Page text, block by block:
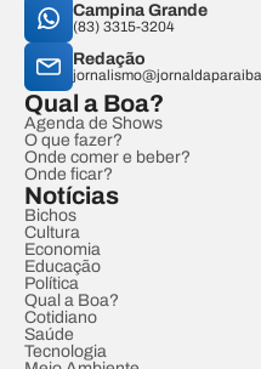
Campina Grande
(83) 3315-3204
Redação
Qual a Boa?
Agenda de Shows
O que fazer?
Onde comer e beber?
Onde ficar?
Notícias
Bichos
Cultura
Economia
Educação
Política
Qual a Boa?
Cotidiano
Saúde
Tecnologia